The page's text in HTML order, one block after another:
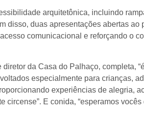
arquitetônica, incluindo
disso, duas apresentações abertas ao
comunicacional e reforçando o
da Casa do Palhaço, completa,
especialmente para crianças,
experiências de alegria,
circense”. E conida, “esperamos vocês